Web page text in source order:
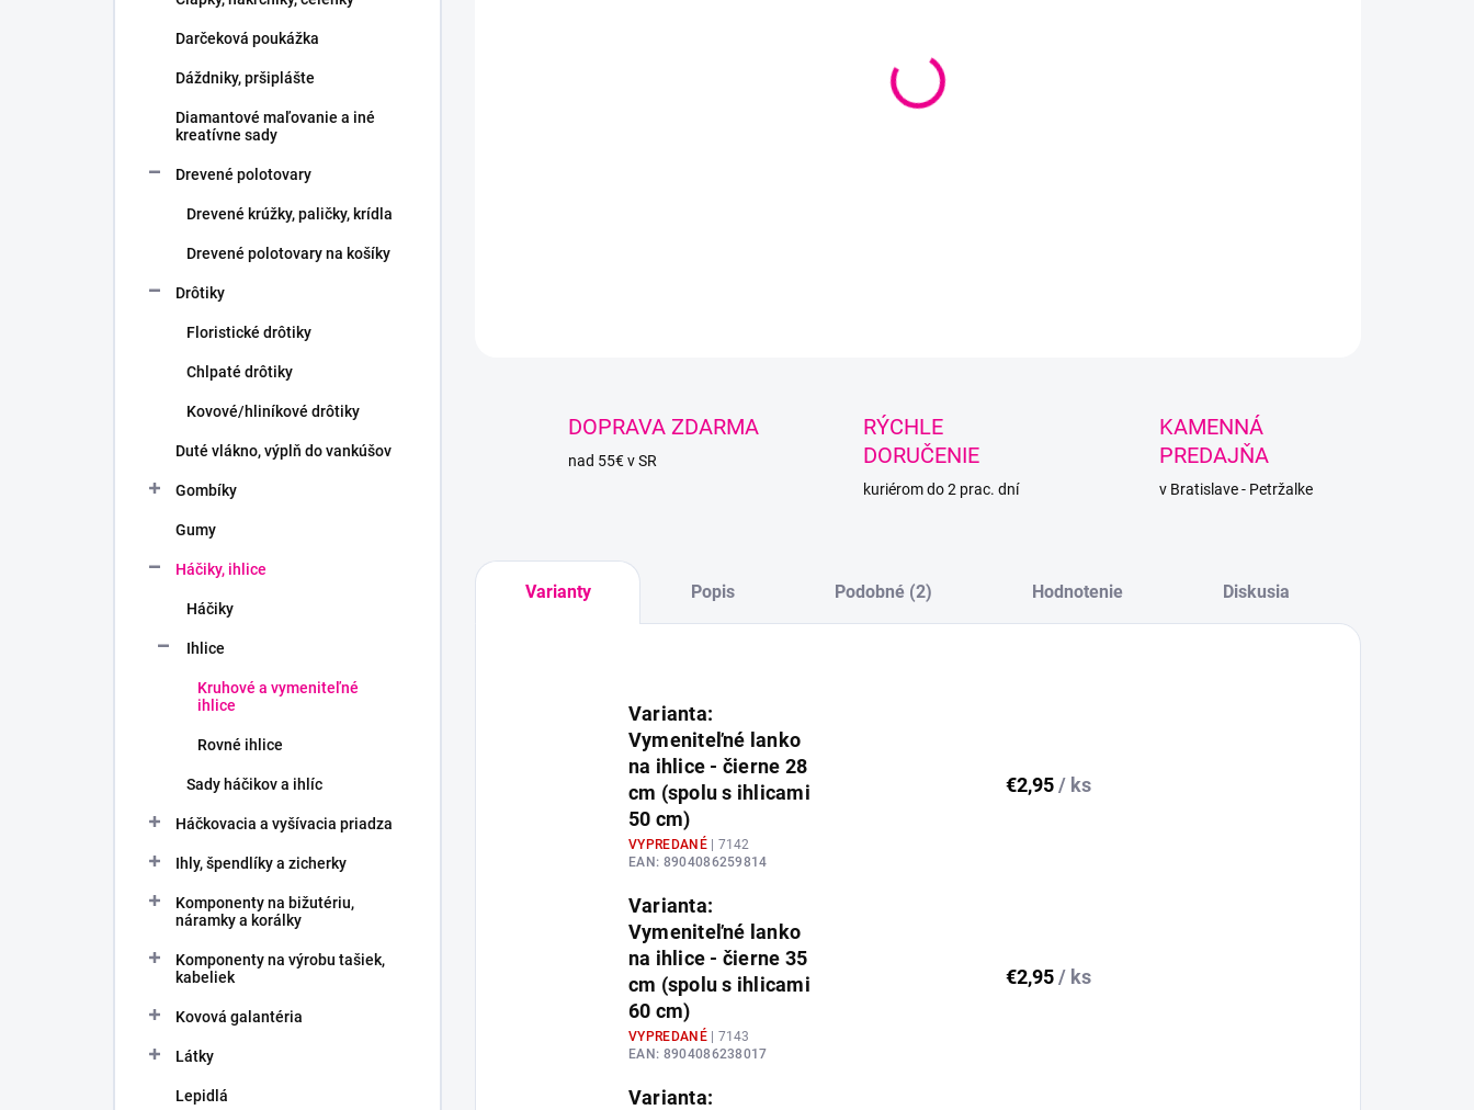
Darčeková poukážka
Dáždniky, pršiplášte
Diamantové maľovanie a iné
kreatívne sady
Drevené polotovary
Drevené krúžky, paličky, krídla
Drevené polotovary na košíky
Drôtiky
Floristické drôtiky
Chlpaté drôtiky
Kovové/hliníkové drôtiky
Duté vlákno, výplň do vankúšov
Gombíky
Gumy
Háčiky, ihlice
Háčiky
Ihlice
Kruhové a vymeniteľné
ihlice
Rovné ihlice
Sady háčikov a ihlíc
Háčkovacia a vyšívacia priadza
Ihly, špendlíky a zicherky
Komponenty na bižutériu,
náramky a korálky
Komponenty na výrobu tašiek,
kabeliek
Kovová galantéria
Látky
Lepidlá
DETAILNÉ INFORMÁCIE
DOPRAVA ZDARMA
nad 55€ v SR
RÝCHLE
DORUČENIE
kuriérom do 2 prac. dní
KAMENNÁ
PREDAJŇA
v Bratislave - Petržalke
Varianty Popis Podobné (2) Hodnotenie Diskusia
Varianta:
Vymeniteľné lanko
na ihlice - čierne 28
cm (spolu s ihlicami
50 cm)
VYPREDANÉ | 7142
EAN: 8904086259814
€2,95/ ks
Varianta:
Vymeniteľné lanko
na ihlice - čierne 35
cm (spolu s ihlicami
60 cm)
VYPREDANÉ | 7143
EAN: 8904086238017
€2,95/ ks
Varianta: